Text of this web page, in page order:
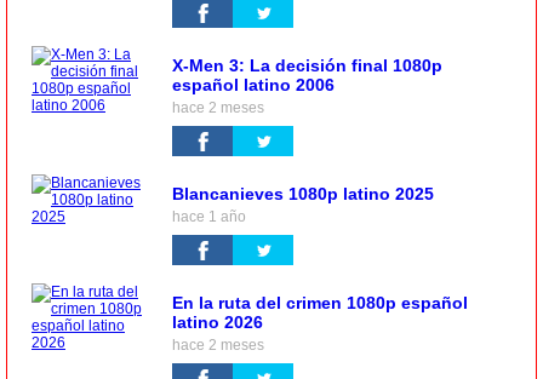
X-Men 3: La decisión final 1080p
español latino 2006
hace 2 meses
Blancanieves 1080p latino 2025
hace 1 año
En la ruta del crimen 1080p español
latino 2026
hace 2 meses